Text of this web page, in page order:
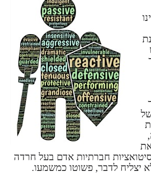
חברתיות אדם בעל חרדה
יצליח לדבר, פשוטו כמשמעו.